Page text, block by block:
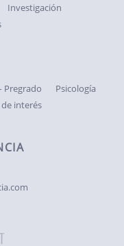
Investigación
Pregrado
Psicología
de interés